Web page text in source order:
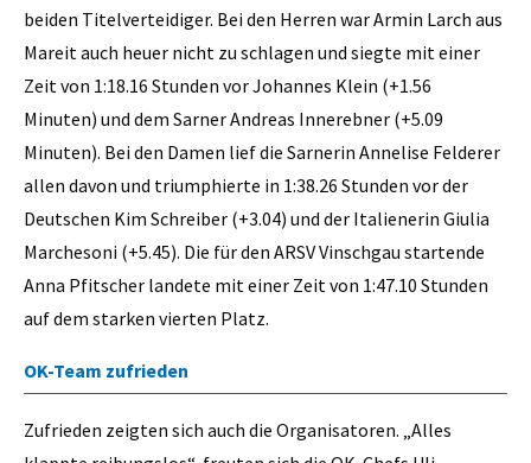
beiden Titelverteidiger. Bei den Herren war Armin Larch aus
Mareit auch heuer nicht zu schlagen und siegte mit einer
Zeit von 1:18.16 Stunden vor Johannes Klein (+1.56
Minuten) und dem Sarner Andreas Innerebner (+5.09
Minuten). Bei den Damen lief die Sarnerin Annelise Felderer
allen davon und triumphierte in 1:38.26 Stunden vor der
Deutschen Kim Schreiber (+3.04) und der Italienerin Giulia
Marchesoni (+5.45). Die für den ARSV Vinschgau startende
Anna Pfitscher landete mit einer Zeit von 1:47.10 Stunden
auf dem starken vierten Platz.
OK-Team zufrieden
Zufrieden zeigten sich auch die Organisatoren. „Alles